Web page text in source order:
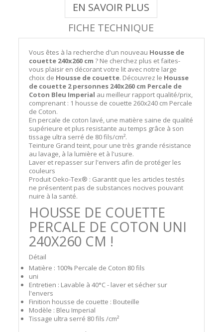
EN SAVOIR PLUS
FICHE TECHNIQUE
Vous êtes à la recherche d'un nouveau Housse de
couette 240x260 cm ? Ne cherchez plus et faites-
vous plaisir en décorant votre lit avec notre large
choix de Housse de couette. Découvrez le Housse
de couette 2 personnes 240x260 cm Percale de
Coton Bleu Imperial au meilleur rapport qualité/prix,
comprenant : 1 housse de couette 260x240 cm Percale
de Coton.
En percale de coton lavé, une matière saine de qualité
supérieure et plus resistante au temps grâce à son
tissage ultra serré de 80 fils/cm².
Teinture Grand teint, pour une très grande résistance
au lavage, à la lumière et à l'usure.
Laver et repasser sur l'envers afin de protéger les
couleurs
Produit Oeko-Tex® : Garantit que les articles testés
ne présentent pas de substances nocives pouvant
nuire à la santé.
HOUSSE DE COUETTE
PERCALE DE COTON UNI
240X260 CM !
Détail
Matière : 100% Percale de Coton 80 fils
uni
Entretien : Lavable à 40°C - laver et sécher sur
l'envers
Finition housse de couette : Bouteille
Modèle : Bleu Imperial
Tissage ultra serré 80 fils /cm²